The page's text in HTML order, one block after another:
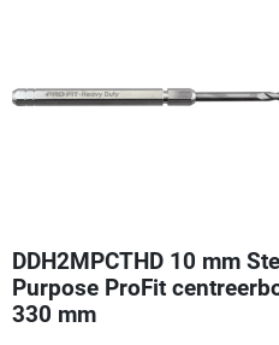
DDH2MPCTHD 10 mm
Purpose ProFit
330 mm